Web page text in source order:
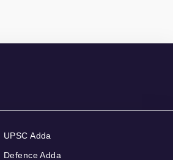
UPSC Adda
Defence Adda